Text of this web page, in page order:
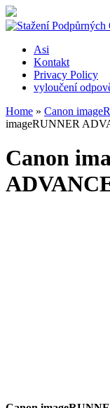
Asi
Kontakt
Privacy Policy
vyloučení
Home » Canon
imageRUNNER
Canon